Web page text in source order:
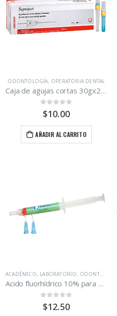
,QUIRÚRGICO
ODONTOLOGÍA, OPERATORIA DENTAL
Caja de agujas cortas 30gx25mm estériles marca Septoject 100 unidades.
out of 5
$10.00
AÑADIR AL CARRITO
ACADÉMICO, LABORATORIO, ODONTOLOGÍA
Acido fluorhídrico 10% para porceclana Prime Dent jeringa 3g
out of 5
$12.50